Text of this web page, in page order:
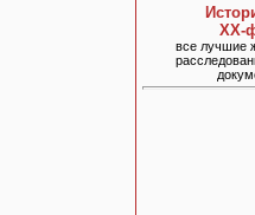
ХХ-
все лучшие